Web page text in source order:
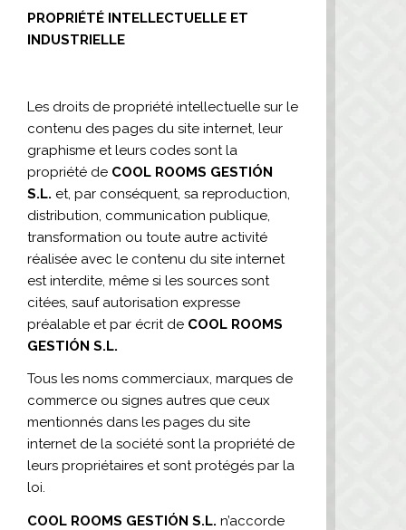
PROPRIÉTÉ INTELLECTUELLE ET
INDUSTRIELLE
Les droits de propriété intellectuelle sur le
contenu des pages du site internet, leur
graphisme et leurs codes sont la
propriété de COOL ROOMS GESTIÓN
S.L. et, par conséquent, sa reproduction,
distribution, communication publique,
transformation ou toute autre activité
réalisée avec le contenu du site internet
est interdite, même si les sources sont
citées, sauf autorisation expresse
préalable et par écrit de COOL ROOMS
GESTIÓN S.L.
Tous les noms commerciaux, marques de
commerce ou signes autres que ceux
mentionnés dans les pages du site
internet de la société sont la propriété de
leurs propriétaires et sont protégés par la
loi.
COOL ROOMS GESTIÓN S.L. n’accorde